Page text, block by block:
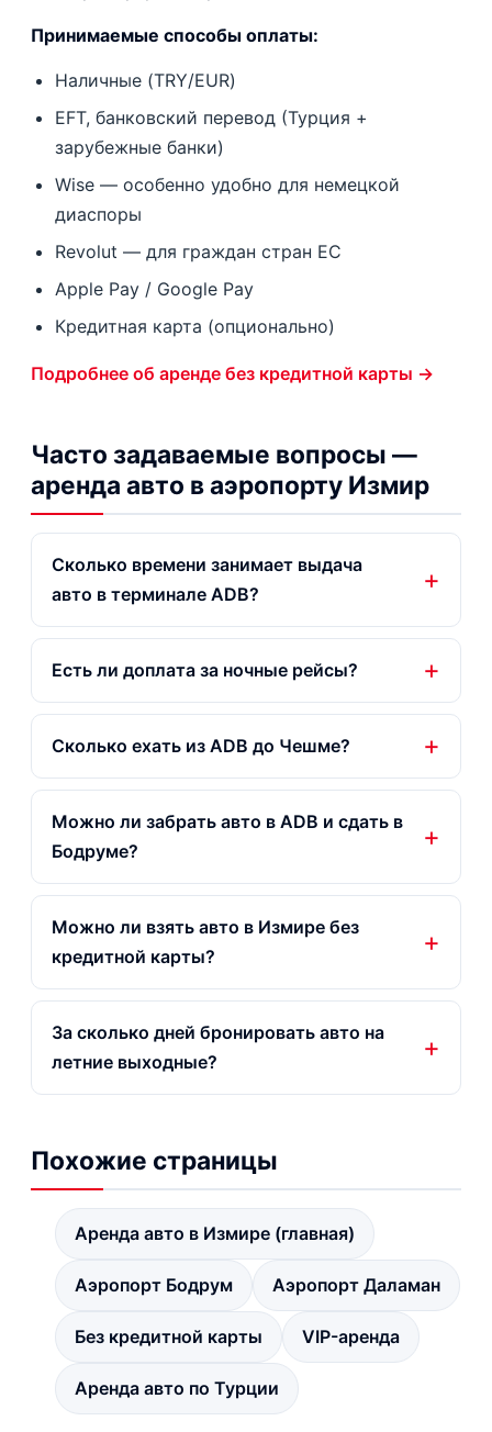
Принимаемые способы оплаты:
Наличные (TRY/EUR)
EFT, банковский перевод (Турция +
зарубежные банки)
Wise — особенно удобно для немецкой
диаспоры
Revolut — для граждан стран ЕС
Apple Pay / Google Pay
Кредитная карта (опционально)
Подробнее об аренде без кредитной карты →
Часто задаваемые вопросы —
аренда авто в аэропорту Измир
Сколько времени занимает выдача
авто в терминале ADB?
Есть ли доплата за ночные рейсы?
Сколько ехать из ADB до Чешме?
Можно ли забрать авто в ADB и сдать в
Бодруме?
Можно ли взять авто в Измире без
кредитной карты?
За сколько дней бронировать авто на
летние выходные?
Похожие страницы
Аренда авто в Измире (главная)
Аэропорт Бодрум Аэропорт Даламан
Без кредитной карты VIP-аренда
Аренда авто по Турции